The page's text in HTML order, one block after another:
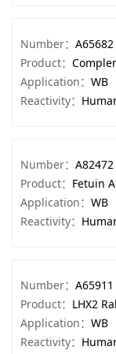
Number： A65682
Product：
Application： WB
Reactivity：
Number： A82472
Product： Fetuin
Application： WB
Reactivity：
Number： A65911
Product： LHX2
Application： WB
Reactivity：